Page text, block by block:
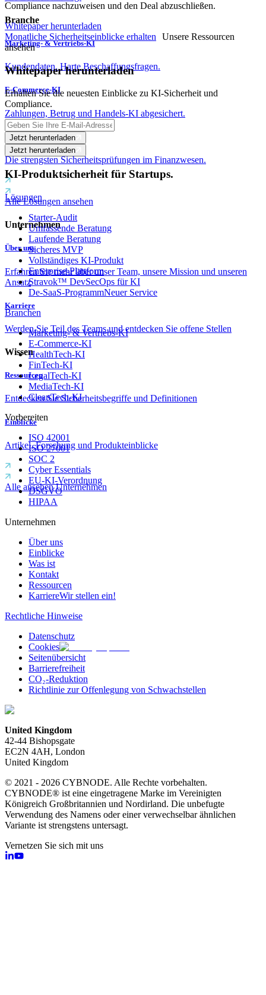
Branche
Marketing- & Vertriebs-KI
Kundendaten. Harte Beschaffungsfragen.
E-Commerce-KI
Zahlungen, Betrug und Handels-KI abgesichert.
FinTech-KI
Die strengsten Sicherheitsprüfungen im Finanzwesen.
Alle Lösungen ansehen
Unternehmen
Über uns
Erfahren Sie mehr über unser Team, unsere Mission und unseren
Ansatz
Karriere
Werden Sie Teil des Teams und entdecken Sie offene Stellen
Wissen
Ressourcen
Entdecken Sie Sicherheitsbegriffe und Definitionen
Einblicke
Artikel, Forschung und Produkteinblicke
Alle ansehen Unternehmen
Compliance nachzuweisen und den Deal abzuschließen.
Whitepaper herunterladen
Monatliche Sicherheitseinblicke erhalten
Unsere Ressourcen
ansehen
Whitepaper herunterladen
Erhalten Sie die neuesten Einblicke zu KI-Sicherheit und
Compliance.
Jetzt herunterladen
Jetzt herunterladen
KI-Produktsicherheit für Startups.
Lösungen
Starter-Audit
Umfassende Beratung
Laufende Beratung
Sicheres MVP
Vollständiges KI-Produkt
Enterprise-Plattform
Stravok™ DevSecOps für KI
De-SaaS-ProgrammNeuer Service
Branchen
Marketing- & Vertriebs-KI
E-Commerce-KI
HealthTech-KI
FinTech-KI
LegalTech-KI
MediaTech-KI
CleanTech-KI
Vorbereiten
ISO 42001
ISO 27001
SOC 2
Cyber Essentials
EU-KI-Verordnung
DSGVO
HIPAA
Unternehmen
Über uns
Einblicke
Was ist
Kontakt
Ressourcen
KarriereWir stellen ein!
Rechtliche Hinweise
Datenschutz
Cookies
Seitenübersicht
Barrierefreiheit
CO₂-Reduktion
Richtlinie zur Offenlegung von Schwachstellen
United Kingdom
42-44 Bishopsgate
EC2N 4AH, London
United Kingdom
© 2021 - 2026 CYBNODE. Alle Rechte vorbehalten.
CYBNODE® ist eine eingetragene Marke im Vereinigten
Königreich Großbritannien und Nordirland. Die unbefugte
Verwendung des Namens oder einer verwechselbar ähnlichen
Variante ist strengstens untersagt.
Vernetzen Sie sich mit uns